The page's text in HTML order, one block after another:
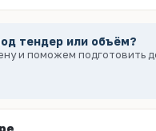
тендер или объём?
и поможем подготовить